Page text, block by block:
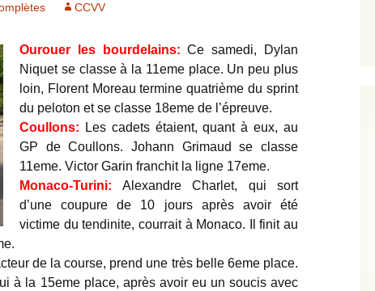
2017
complètes
photos
CCVV
Ourouer les bourdelains: Ce samedi, Dylan
Niquet se classe à la 11eme place. Un peu plus
loin, Florent Moreau termine quatrième du sprint
du peloton et se classe 18eme de l’épreuve.
Coullons: Les cadets étaient, quant à eux, au
GP de Coullons. Johann Grimaud se classe
11eme. Victor Garin franchit la ligne 17eme.
Monaco-Turini: Alexandre Charlet, qui sort
d’une coupure de 10 jours après avoir été
victime du tendinite, courrait à Monaco. Il finit au
de la course, prend une très belle 6eme place.
à la 15eme place, après avoir eu un soucis avec